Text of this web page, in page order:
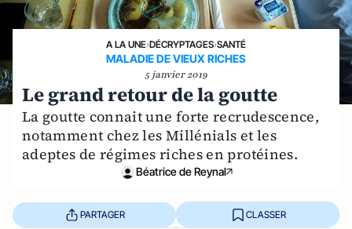
A LA UNE›DÉCRYPTAGES›SANTÉ
MALADIE DE VIEUX RICHES
5 janvier 2019
Le grand retour de la goutte
La goutte connait une forte recrudescence,
notamment chez les Millénials et les
adeptes de régimes riches en protéines.
Béatrice de Reynal
PARTAGER CLASSER